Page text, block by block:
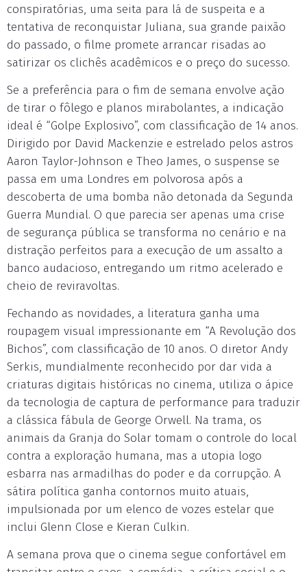
conspiratórias, uma seita para lá de suspeita e a
tentativa de reconquistar Juliana, sua grande paixão
do passado, o filme promete arrancar risadas ao
satirizar os clichês acadêmicos e o preço do sucesso.
Se a preferência para o fim de semana envolve ação
de tirar o fôlego e planos mirabolantes, a indicação
ideal é “Golpe Explosivo”, com classificação de 14 anos.
Dirigido por David Mackenzie e estrelado pelos astros
Aaron Taylor-Johnson e Theo James, o suspense se
passa em uma Londres em polvorosa após a
descoberta de uma bomba não detonada da Segunda
Guerra Mundial. O que parecia ser apenas uma crise
de segurança pública se transforma no cenário e na
distração perfeitos para a execução de um assalto a
banco audacioso, entregando um ritmo acelerado e
cheio de reviravoltas.
Fechando as novidades, a literatura ganha uma
roupagem visual impressionante em “A Revolução dos
Bichos”, com classificação de 10 anos. O diretor Andy
Serkis, mundialmente reconhecido por dar vida a
criaturas digitais históricas no cinema, utiliza o ápice
da tecnologia de captura de performance para traduzir
a clássica fábula de George Orwell. Na trama, os
animais da Granja do Solar tomam o controle do local
contra a exploração humana, mas a utopia logo
esbarra nas armadilhas do poder e da corrupção. A
sátira política ganha contornos muito atuais,
impulsionada por um elenco de vozes estelar que
inclui Glenn Close e Kieran Culkin.
A semana prova que o cinema segue confortável em